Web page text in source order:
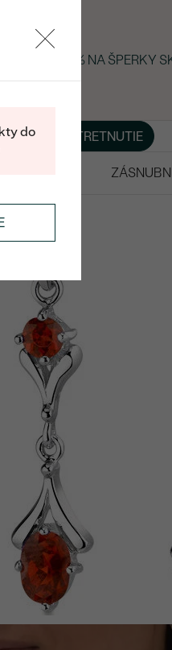
FRIDAY: −25 % NA ŠPERKY
STRETNUTIE
do